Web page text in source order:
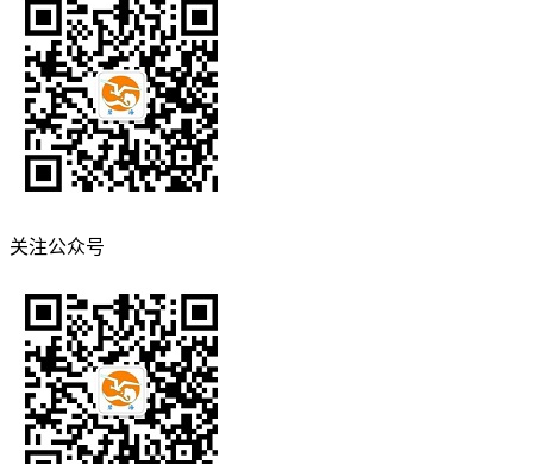
关注公众号